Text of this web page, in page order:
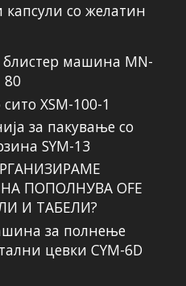
капсули со желатин
блистер машина MN-
80
XSM-100-1
за пакување со
SYM-13
ПОПОЛНУВА OFЕ
И ТАБЕЛИ?
за полнење
цевки CYM-6D